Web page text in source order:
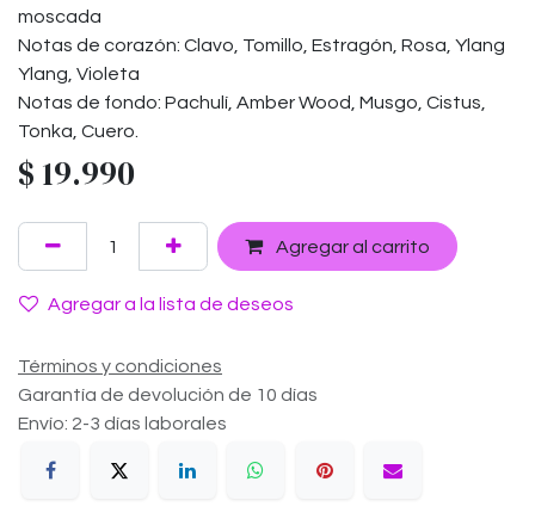
moscada
Notas de corazón: Clavo, Tomillo, Estragón, Rosa, Ylang
Ylang, Violeta
Notas de fondo: Pachulí, Amber Wood, Musgo, Cistus,
Tonka, Cuero.
$ 19.990
Agregar al carrito
Agregar a la lista de deseos
Términos y condiciones
Garantía de devolución de 10 días
Envío: 2-3 días laborales